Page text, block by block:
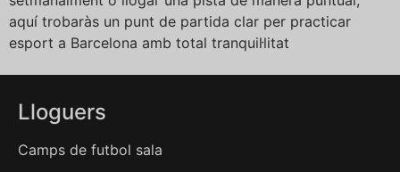
aquí trobaràs un punt de partida clar per practicar
esport a Barcelona amb total tranquil·litat
Lloguers
Camps de futbol sala